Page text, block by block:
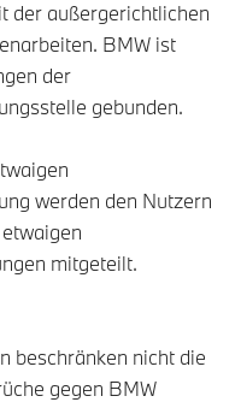
der außergerichtlichen
BMW ist
der
gebunden.
werden den Nutzern
mitgeteilt.
beschränken nicht die
gegen BMW